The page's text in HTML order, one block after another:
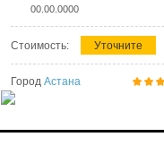
00.00.0000
Стоимость: Уточните
Город Астана